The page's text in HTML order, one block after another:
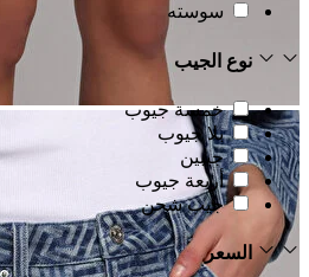
سوسته
نوع الجيب
خمسة جيوب
بلا جيوب
جيبين
أربعة جيوب
جيب شحن
السعر